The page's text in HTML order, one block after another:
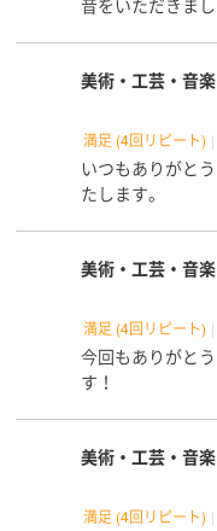
音をいただきまし
美術・工芸・音
満足 (4回リピート)
いつもありがと
たします。
美術・工芸・音
満足 (4回リピート)
今回もありがと
す！
美術・工芸・音
満足 (4回リピート)